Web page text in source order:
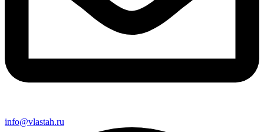
info@vlastah.ru